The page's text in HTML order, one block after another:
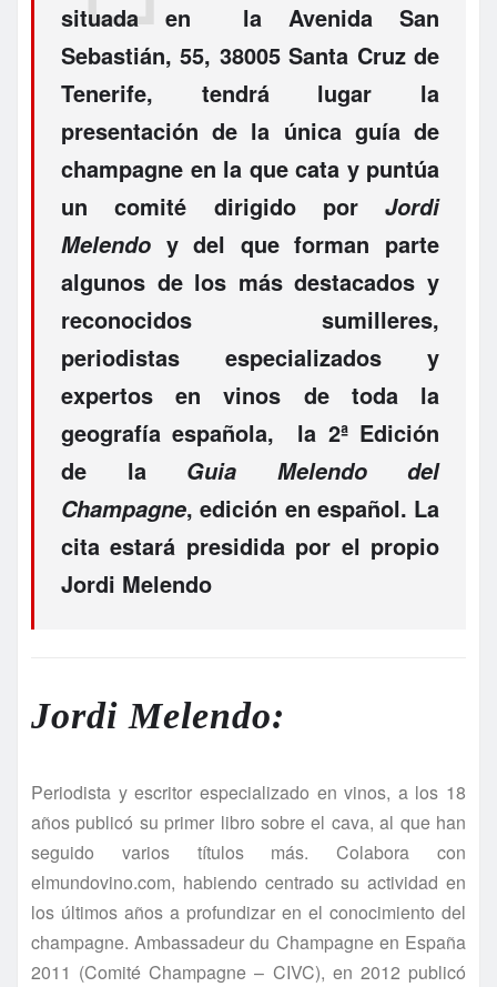
situada en la Avenida San
Sebastián, 55, 38005 Santa Cruz de
Tenerife, tendrá lugar la
presentación de la única guía de
champagne en la que cata y puntúa
un comité dirigido por Jordi
Melendo y del que forman parte
algunos de los más destacados y
reconocidos sumilleres,
periodistas especializados y
expertos en vinos de toda la
geografía española, la 2ª Edición
de laGuia Melendo del
Champagne, edición en español. La
cita estará presidida por el propio
Jordi Melendo
Jordi Melendo:
Periodista y escritor especializado en vinos, a los 18
años publicó su primer libro sobre el cava, al que han
seguido varios títulos más. Colabora con
elmundovino.com, habiendo centrado su actividad en
los últimos años a profundizar en el conocimiento del
champagne. Ambassadeur du Champagne en España
2011 (Comité Champagne – CIVC), en 2012 publicó